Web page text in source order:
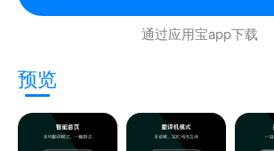
通过应用宝app下载
预览